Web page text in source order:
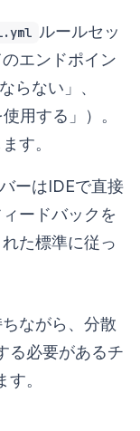
ルールセッ
エンドポイン
らない」、
用する」）。
す。
ーはIDEで直接
ードバックを
た標準に従っ
ながら、分散
る必要があるチ
。